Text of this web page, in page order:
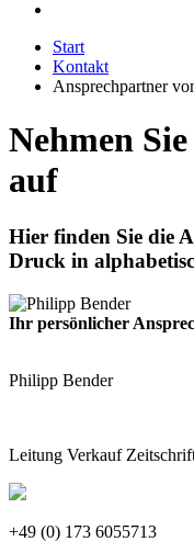
Start
Kontakt
Ansprechpartner
Nehmen
auf
Hier finden Sie die
Druck in
Ihr persönlicher
Philipp Bender
Leitung Verkauf
+49 (0) 173 6055713